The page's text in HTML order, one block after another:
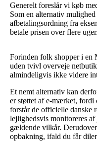
Generelt foreslår vi køb
Som en alternativ
afbetalingsordning fra
betale prisen over flere uger.
Forinden folk shopper i en
uden tvivl overveje
almindeligvis ikke videre
Et nemt alternativ kan
er støttet af e-mærket, fordi
forstår de officielle danske
lejlighedsvis monitoreres
gældende vilkår.
opbakning, ifald du får